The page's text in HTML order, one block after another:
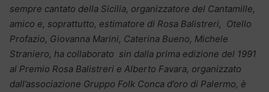
sempre cantato della Sicilia, organizzatore del Cantamille,
amico e, soprattutto, estimatore di Rosa Balistreri, Otello
Profazio, Giovanna Marini, Caterina Bueno, Michele
Straniero, ha collaborato sin dalla prima edizione del 1991
al Premio Rosa Balistreri e Alberto Favara, organizzato
dall’associazione Gruppo Folk Conca d’oro di Palermo, è